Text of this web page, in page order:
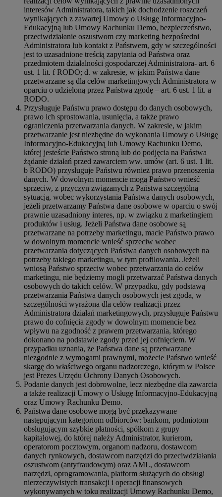
interesów Administratora, takich jak dochodzenie roszczeń
wynikających z zawartej Umowy o Usługę Informacyjno-
Edukacyjną lub Umowy Rachunku Demo, bezpieczeństwo,
przeciwdziałanie oszustwom czy marketing bezpośredni
Administratora lub kontakt z Państwem, gdy w szczególności
jest to uzasadnione treścią zapytania od Państwa oraz
przedmiotem działalności gospodarczej Administratora- art. 6
ust. 1 lit. f RODO; d. w zakresie, w jakim Państwa dane
przetwarzane są dla celów marketingowych Administratora w
oparciu o udzieloną przez Państwa zgodę – art. 6 ust. 1 lit. a
RODO.
Przysługuje Państwu prawo dostępu do danych osobowych,
prawo ich sprostowania, usunięcia, a także prawo
ograniczenia przetwarzania danych. W zakresie, w jakim
przetwarzanie jest niezbędne do wykonania Umowy o Usługę
Informacyjno-Edukacyjną lub Umowy Rachunku Demo,
której jesteście Państwo stroną lub do podjęcia na Państwa
żądanie działań przed zawarciem ww. umów (art. 6 ust. 1 lit.
b RODO) przysługuje Państwu również prawo przenoszenia
danych. W dowolnym momencie mogą Państwo wnieść
sprzeciw, z przyczyn związanych z Państwa szczególną
sytuacją, wobec wykorzystania Państwa danych osobowych,
jeżeli przetwarzamy Państwa dane osobowe w oparciu o swój
prawnie uzasadniony interes, np. w związku z marketingiem
produktów i usług. Jeżeli Państwa dane osobowe są
przetwarzane na potrzeby marketingu, macie Państwo prawo
w dowolnym momencie wnieść sprzeciw wobec
przetwarzania dotyczących Państwa danych osobowych na
potrzeby takiego marketingu, w tym profilowania. Jeżeli
wniosą Państwo sprzeciw wobec przetwarzania do celów
marketingu, nie będziemy mogli przetwarzać Państwa danych
osobowych do takich celów. W przypadku, gdy podstawą
przetwarzania Państwa danych osobowych jest zgoda, w
szczególności wyrażona dla celów realizacji przez
Administratora działań marketingowych, przysługuje Państwu
prawo do cofnięcia zgody w dowolnym momencie bez
wpływu na zgodność z prawem przetwarzania, którego
dokonano na podstawie zgody przed jej cofnięciem. W
przypadku uznania, że Państwa dane są przetwarzane
niezgodnie z wymogami prawnymi, możecie Państwo wnieść
skargę do właściwego organu nadzorczego, którym w Polsce
jest Prezes Urzędu Ochrony Danych Osobowych.
Podanie danych jest dobrowolne, lecz niezbędne dla zawarcia
a także realizacji Umowy o Usługę Informacyjno-Edukacyjną
oraz Umowy Rachunku Demo.
Państwa dane osobowe mogą być przekazywane
następującym kategoriom odbiorców: bankom, podmiotom
obsługującym szybkie płatności, spółkom z grupy
kapitałowej, do której należy Administrator, kurierom,
operatorom pocztowym, organom nadzoru, dostawcom
danych rynkowych, dostawcom narzędzi do przeciwdziałania
oszustwom (antyfraudowym) oraz AML, dostawcom
narzędzi, oprogramowania, platform służących do obsługi
nierzeczywistych transakcji i operacji finansowych
wykonywanych w toku realizacji Umowy Rachunku Demo,